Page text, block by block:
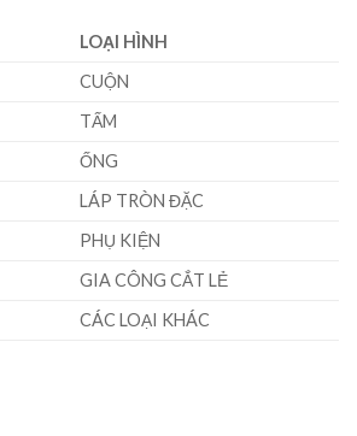
LOẠI HÌNH
CUỘN
TẤM
ỐNG
LÁP TRÒN ĐẶC
PHỤ KIỆN
GIA CÔNG CẮT LẺ
CÁC LOẠI KHÁC